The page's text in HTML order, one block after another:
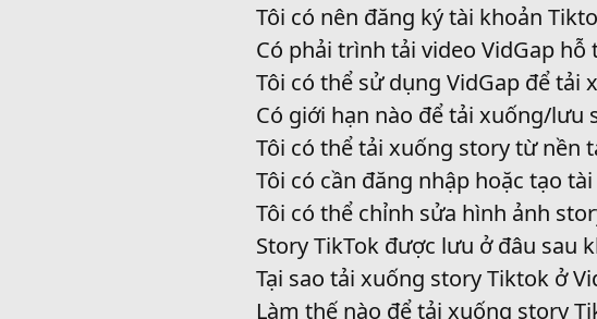
Tôi có nên đăng ký tài khoản
Có phải trình tải video VidGap
Tôi có thể sử dụng VidGap để
Có giới hạn nào để tải xuống/lưu
Tôi có thể tải xuống story từ nền
Tôi có cần đăng nhập hoặc tạo
Tôi có thể chỉnh sửa hình ảnh
Story TikTok được lưu ở đâu sau
Tại sao tải xuống story Tiktok ở
Làm thế nào để tải xuống story